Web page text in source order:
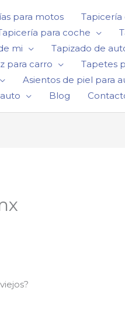
para motos Tapicería
para coche
mi Tapizado de
para carro Tapetes
Asientos de piel para
Blog